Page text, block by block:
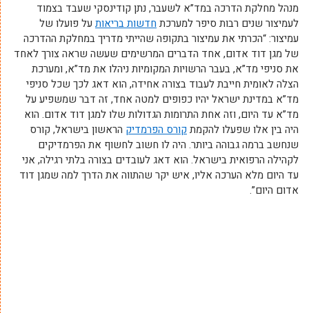
מנהל מחלקת הדרכה במד”א לשעבר, נתן קודינסקי שעבד בצמוד
לעמיצור שנים רבות סיפר למערכת חדשות בריאות על פועלו של
עמיצור: “הכרתי את עמיצור בתקופה שהייתי מדריך במחלקת ההדרכה
של מגן דוד אדום, אחד הדברים המרשימים שעשה שראה צורך לאחד
את סניפי מד”א, בעבר הרשויות המקומיות ניהלו את מד”א, ומערכת
הצלה לאומית חייבת לעבוד בצורה אחידה, הוא דאג לכך שכל סניפי
מד”א במדינת ישראל יהיו כפופים למטה אחד, זה דבר שמשפיע על
מד”א עד היום, וזה אחת התרומות הגדולות שלו למגן דוד אדום. הוא
היה בין אלו שפעלו להקמת קורס הפרמדיק הראשון בישראל, קורס
שנחשב ברמה גבוהה ביותר. היה לו חשוב לחשוף את הפרמדיקים
לקהילה הרפואית בישראל. הוא דאג לעובדים בצורה בלתי רגילה, אני
עד היום מלא הערכה אליו, איש יקר שהתווה את הדרך למה שמגן דוד
אדום היום”.